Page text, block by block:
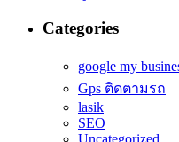
Categories
google my
Gps ติดตามรถ
lasik
SEO
Uncategorized